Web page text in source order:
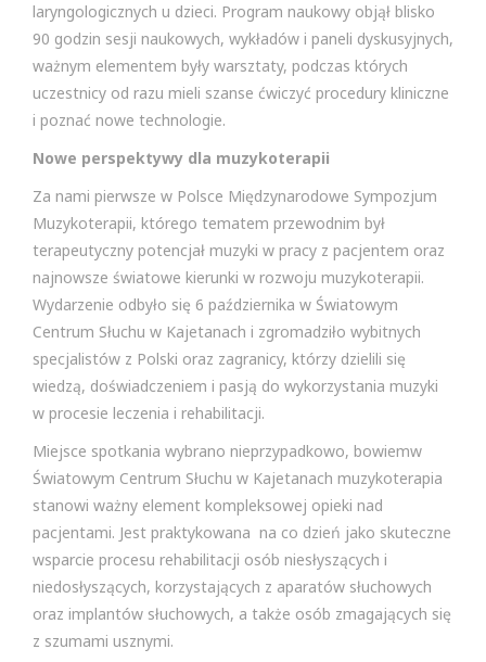
laryngologicznych u dzieci. Program naukowy objął blisko
90 godzin sesji naukowych, wykładów i paneli dyskusyjnych,
ważnym elementem były warsztaty, podczas których
uczestnicy od razu mieli szanse ćwiczyć procedury kliniczne
i poznać nowe technologie.
Nowe perspektywy dla muzykoterapii
Za nami pierwsze w Polsce Międzynarodowe Sympozjum
Muzykoterapii, którego tematem przewodnim był
terapeutyczny potencjał muzyki w pracy z pacjentem oraz
najnowsze światowe kierunki w rozwoju muzykoterapii.
Wydarzenie odbyło się 6 października w Światowym
Centrum Słuchu w Kajetanach i zgromadziło wybitnych
specjalistów z Polski oraz zagranicy, którzy dzielili się
wiedzą, doświadczeniem i pasją do wykorzystania muzyki
w procesie leczenia i rehabilitacji.
Miejsce spotkania wybrano nieprzypadkowo, bowiemw
Światowym Centrum Słuchu w Kajetanach muzykoterapia
stanowi ważny element kompleksowej opieki nad
pacjentami. Jest praktykowana na co dzień jako skuteczne
wsparcie procesu rehabilitacji osób niesłyszących i
niedosłyszących, korzystających z aparatów słuchowych
oraz implantów słuchowych, a także osób zmagających się
z szumami usznymi.